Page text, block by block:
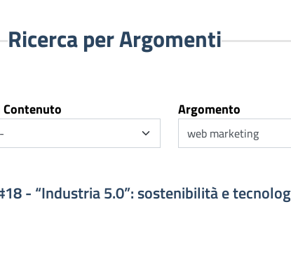
Ricerca per Argomenti
Argomento
- “Industria 5.0”: sostenibilità e